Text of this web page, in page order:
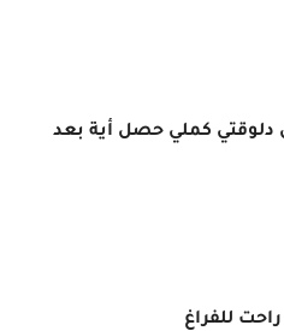
كملي حصل أية بعد
للفراغ